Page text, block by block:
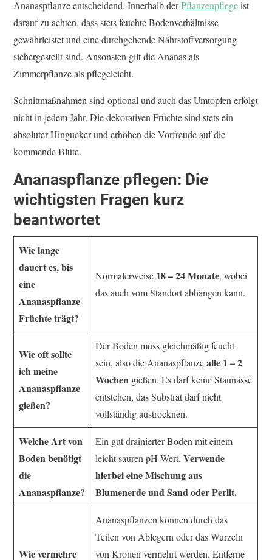
Ananaspflanze entscheidend. Innerhalb derPflanzenpflegeist
darauf zu achten, dass stets feuchte Bodenverhältnisse
gewährleistet und eine durchgehende Nährstoffversorgung
sichergestellt sind. Ansonsten gilt die Ananas als
Zimmerpflanze als pflegeleicht.
Schnittmaßnahmen sind optional und auch das Umtopfen erfolgt
nicht in jedem Jahr. Die dekorativen Früchte sind stets ein
absoluter Hingucker und erhöhen die Vorfreude auf die
kommende Blüte.
Ananaspflanze pflegen: Die
wichtigsten Fragen kurz
beantwortet
Wie lange
dauert es, bis
eine
Ananaspflanze
Früchte trägt?
Normalerweise 18 – 24 Monate, wobei
das auch vom Standort abhängen kann.
Wie oft sollte
ich meine
Ananaspflanze
gießen?
Der Boden muss gleichmäßig feucht
sein, also die Ananaspflanzealle 1 – 2
Wochen gießen. Es darf keine Staunässe
entstehen, das Substrat darf nicht
vollständig austrocknen.
Welche Art von
Boden benötigt
die
Ananaspflanze?
Ein gut drainierter Boden mit einem
leicht sauren pH-Wert.Verwende
hierbei eine Mischung aus
Blumenerde und Sand oder Perlit.
Wie vermehre
Ananaspflanzen können durch das
Teilen von Ablegern oder das Wurzeln
von Kronen vermehrt werden. Entferne